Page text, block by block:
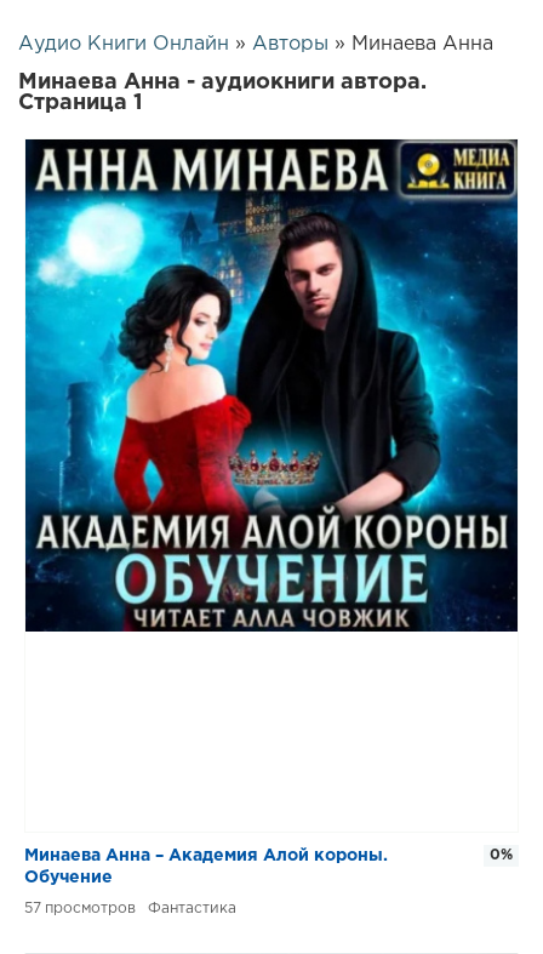
Аудио Книги Онлайн » Авторы » Минаева Анна
Минаева Анна - аудиокниги автора.
Страница 1
Минаева Анна – Академия Алой короны.
Обучение
57 Фантастика
0%